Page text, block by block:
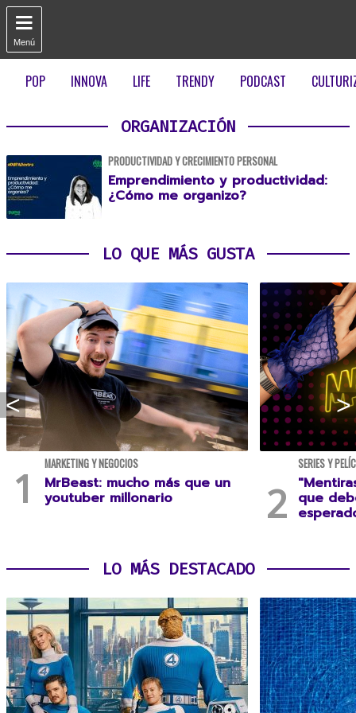

Menú
POP INNOVA LIFE TRENDY PODCAST
ORGANIZACIÓN
PRODUCTIVIDAD Y CRECIMIENTO PERSONAL
Emprendimiento y productividad:
¿Cómo me organizo?
LO QUE MÁS GUSTA
MARKETING Y NEGOCIOS
MrBeast: mucho más que un
youtuber millonario
SERIES Y
que
LO MÁS DESTACADO